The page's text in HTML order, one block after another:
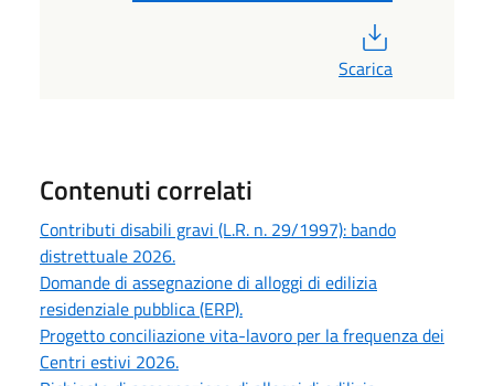
Scarica
Contenuti correlati
Contributi disabili gravi (L.R. n. 29/1997): bando
distrettuale 2026.
Domande di assegnazione di alloggi di edilizia
residenziale pubblica (ERP).
Progetto conciliazione vita-lavoro per la frequenza dei
Centri estivi 2026.